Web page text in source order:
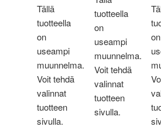
Tällä
tuotteella
on
useampi
muunnelma.
Voit tehdä
valinnat
tuotteen
sivulla.
tuotteella
on
useampi
muunnelma.
Voit tehdä
valinnat
tuotteen
sivulla.
on